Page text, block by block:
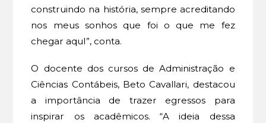
construindo na história, sempre acreditando
nos meus sonhos que foi o que me fez
chegar aquI”, conta.
O docente dos cursos de Administração e
Ciências Contábeis, Beto Cavallari, destacou
a importância de trazer egressos para
inspirar os acadêmicos. “A ideia dessa